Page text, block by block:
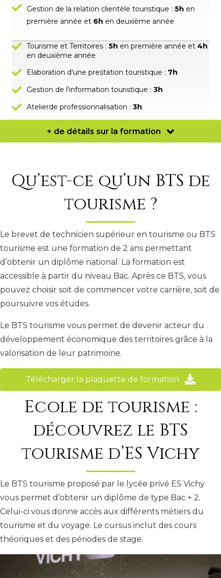
Gestion de la relation clientèle touristique : 5h en
première année et 6h en deuxième année
Tourisme et Territoires : 5h en première année et 4h
en deuxième année
Elaboration d'une prestation touristique : 7h
Gestion de l'information touristique : 3h
Atelierde professionnalisation : 3h
+ de détails sur la formation
Qu’est-ce qu’un BTS de
tourisme ?
Le brevet de technicien supérieur en tourisme ou BTS
tourisme est une formation de 2 ans permettant
d’obtenir un diplôme national. La formation est
accessible à partir du niveau Bac. Après ce BTS, vous
pouvez choisir soit de commencer votre carrière, soit de
poursuivre vos études.
Le BTS tourisme vous permet de devenir acteur du
développement économique des territoires grâce à la
valorisation de leur patrimoine.
Télécharger la plaquette de formation
Ecole de tourisme :
découvrez le BTS
tourisme d’ES Vichy
Le BTS tourisme proposé par le lycée privé ES Vichy
vous permet d’obtenir un diplôme de type Bac + 2.
Celui-ci vous donne accès aux différents métiers du
tourisme et du voyage. Le cursus inclut des cours
théoriques et des périodes de stage.